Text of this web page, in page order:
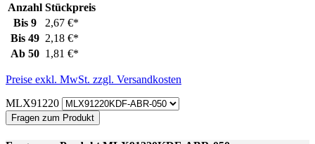
Anzahl Stückpreis
Bis 9
2,67 €*
Bis 49 2,18 €*
Ab 50 1,81 €*
Preise exkl. MwSt. zzgl. Versandkosten
MLX91220
Fragen zum Produkt